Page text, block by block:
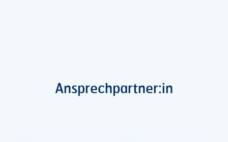
Ansprechpartner:in